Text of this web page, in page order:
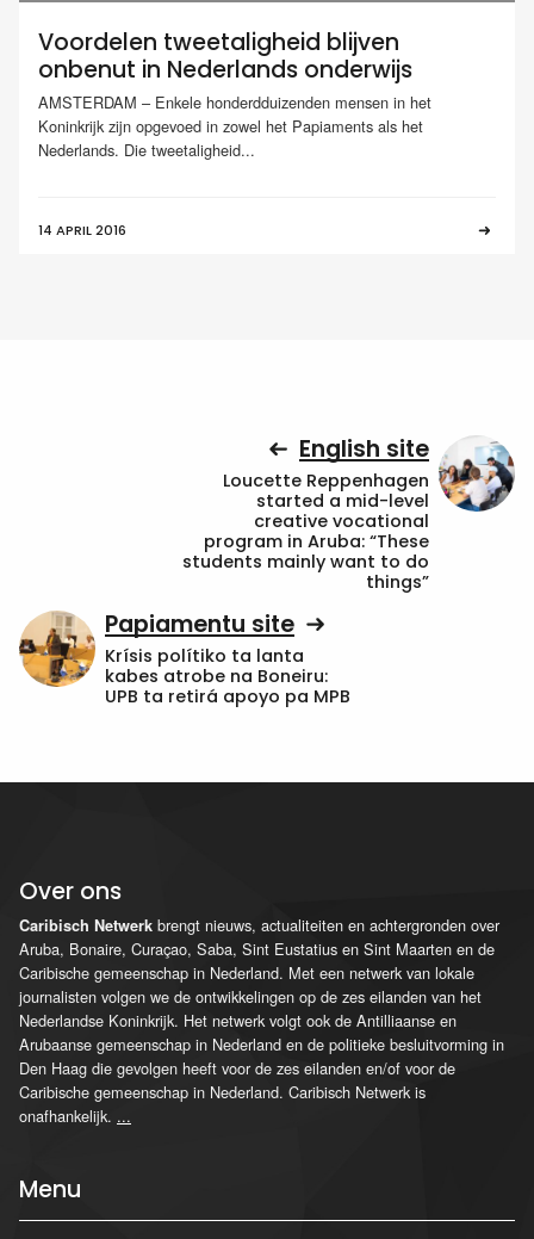
Voordelen tweetaligheid blijven
onbenut in Nederlands onderwijs
AMSTERDAM – Enkele honderdduizenden mensen in het
Koninkrijk zijn opgevoed in zowel het Papiaments als het
Nederlands. Die tweetaligheid...
14 APRIL 2016
English site
Loucette Reppenhagen
started a mid-level
creative vocational
program in Aruba: “These
students mainly want to do
things”
Papiamentu site
Krísis polítiko ta lanta
kabes atrobe na Boneiru:
UPB ta retirá apoyo pa MPB
Over ons
Caribisch Netwerk brengt nieuws, actualiteiten en achtergronden over
Aruba, Bonaire, Curaçao, Saba, Sint Eustatius en Sint Maarten en de
Caribische gemeenschap in Nederland. Met een netwerk van lokale
journalisten volgen we de ontwikkelingen op de zes eilanden van het
Nederlandse Koninkrijk. Het netwerk volgt ook de Antilliaanse en
Arubaanse gemeenschap in Nederland en de politieke besluitvorming in
Den Haag die gevolgen heeft voor de zes eilanden en/of voor de
Caribische gemeenschap in Nederland. Caribisch Netwerk is
onafhankelijk. ...
Menu